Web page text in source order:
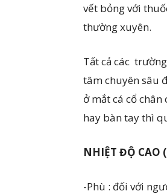
vết bỏng với
thường xuyên.
Tất cả các
tâm chuyên sâu
ở mắt cá cổ
hay bàn tay thì
NHIỆT ĐỘ CAO (
-Phù : đối với